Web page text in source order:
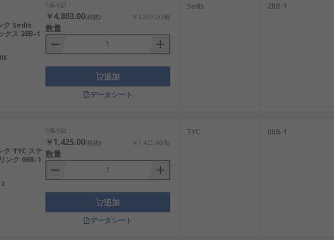
ク Sedis
クス 28B-1
1個小計：
￥4,803.00(税抜) ￥4,803.00/個
数量
追加
データシート
Sedis 28B-1
ク TYC ステ
ンク 06B-1
1個小計：
￥1,425.00(税抜) ￥1,425.00/個
数量
追加
データシート
TYC 06B-1